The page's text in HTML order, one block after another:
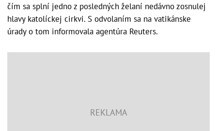
čím sa splní jedno z posledných želaní nedávno zosnulej
hlavy katolíckej cirkvi. S odvolaním sa na vatikánske
úrady o tom informovala agentúra Reuters.